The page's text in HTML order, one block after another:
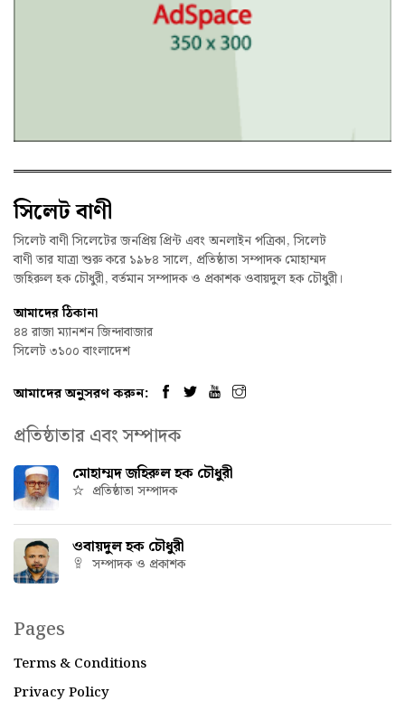
সিলেট বাণী
সিলেট বাণী সিলেটের জনপ্রিয় প্রিন্ট এবং অনলাইন পত্রিকা, সিলেট
বাণী তার যাত্রা শুরু করে ১৯৮৪ সালে, প্রতিষ্ঠাতা সম্পাদক মোহাম্মদ
জহিরুল হক চৌধুরী, বর্তমান সম্পাদক ও প্রকাশক ওবায়দুল হক চৌধুরী।
আমাদের ঠিকানা
৪৪ রাজা ম্যানশন জিন্দাবাজার
সিলেট ৩১০০ বাংলাদেশ
আমাদের অনুসরণ করুন:
প্রতিষ্ঠাতার এবং সম্পাদক
মোহাম্মদ জহিরুল হক চৌধুরী
প্রতিষ্ঠাতা সম্পাদক
ওবায়দুল হক চৌধুরী
সম্পাদক ও প্রকাশক
Pages
Terms & Conditions
Privacy Policy